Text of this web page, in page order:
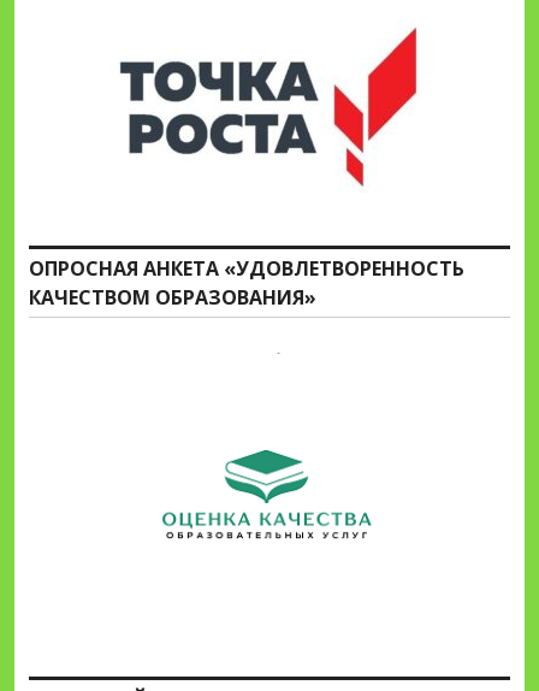
ОПРОСНАЯ АНКЕТА «УДОВЛЕТВОРЕННОСТЬ
КАЧЕСТВОМ ОБРАЗОВАНИЯ»